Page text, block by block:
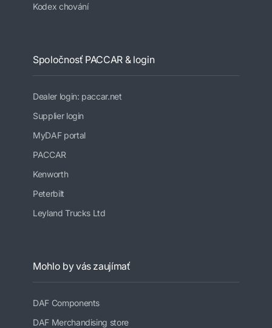
Kodex chování
Spoločnosť PACCAR & login
Dealer login: paccar.net
Supplier login
MyDAF portal
PACCAR
Kenworth
Peterbilt
Leyland Trucks Ltd
Mohlo by vás zaujímať
DAF Components
DAF Merchandising store